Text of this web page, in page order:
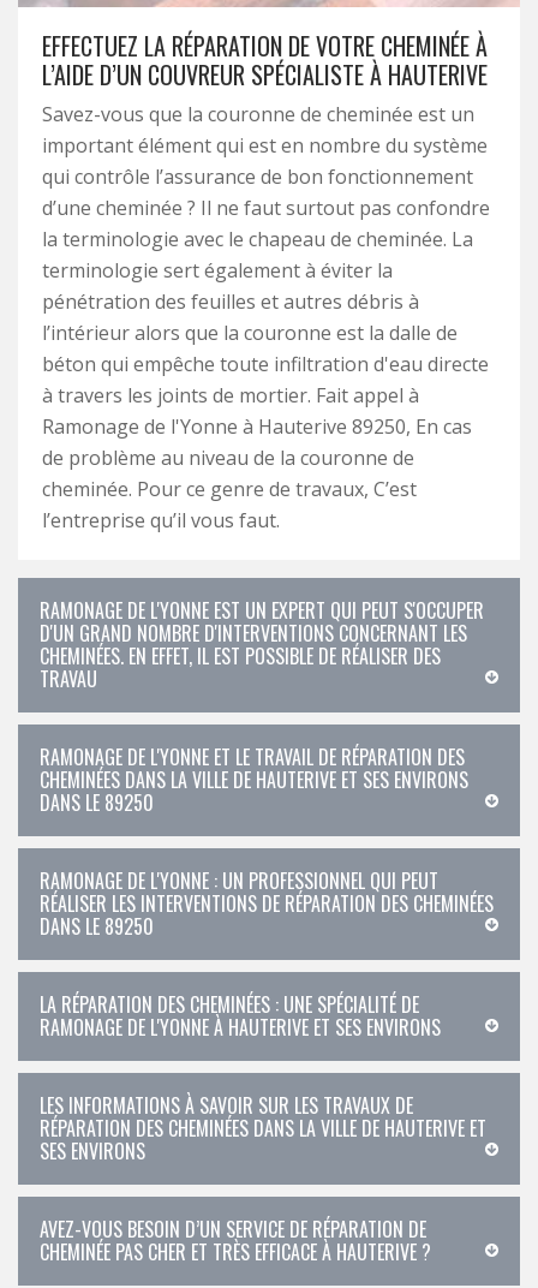
EFFECTUEZ LA RÉPARATION DE VOTRE CHEMINÉE À
L’AIDE D’UN COUVREUR SPÉCIALISTE À HAUTERIVE
Savez-vous que la couronne de cheminée est un
important élément qui est en nombre du système
qui contrôle l’assurance de bon fonctionnement
d’une cheminée ? Il ne faut surtout pas confondre
la terminologie avec le chapeau de cheminée. La
terminologie sert également à éviter la
pénétration des feuilles et autres débris à
l’intérieur alors que la couronne est la dalle de
béton qui empêche toute infiltration d'eau directe
à travers les joints de mortier. Fait appel à
Ramonage de l'Yonne à Hauterive 89250, En cas
de problème au niveau de la couronne de
cheminée. Pour ce genre de travaux, C’est
l’entreprise qu’il vous faut.
RAMONAGE DE L'YONNE EST UN EXPERT QUI PEUT S'OCCUPER
D'UN GRAND NOMBRE D'INTERVENTIONS CONCERNANT LES
CHEMINÉES. EN EFFET, IL EST POSSIBLE DE RÉALISER DES
TRAVAU
RAMONAGE DE L'YONNE ET LE TRAVAIL DE RÉPARATION DES
CHEMINÉES DANS LA VILLE DE HAUTERIVE ET SES ENVIRONS
DANS LE 89250
RAMONAGE DE L'YONNE : UN PROFESSIONNEL QUI PEUT
RÉALISER LES INTERVENTIONS DE RÉPARATION DES CHEMINÉES
DANS LE 89250
LA RÉPARATION DES CHEMINÉES : UNE SPÉCIALITÉ DE
RAMONAGE DE L'YONNE À HAUTERIVE ET SES ENVIRONS
LES INFORMATIONS À SAVOIR SUR LES TRAVAUX DE
RÉPARATION DES CHEMINÉES DANS LA VILLE DE HAUTERIVE ET
SES ENVIRONS
AVEZ-VOUS BESOIN D’UN SERVICE DE RÉPARATION DE
CHEMINÉE PAS CHER ET TRÈS EFFICACE À HAUTERIVE ?